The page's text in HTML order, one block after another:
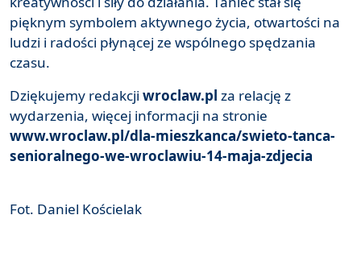
pięknym symbolem aktywnego życia, otwartości na
ludzi i radości płynącej ze wspólnego spędzania
czasu.
Dziękujemy redakcji wroclaw.pl za relację z
wydarzenia, więcej informacji na stronie
www.wroclaw.pl/dla-mieszkanca/swieto-tanca-
senioralnego-we-wroclawiu-14-maja-zdjecia
Fot. Daniel Kościelak